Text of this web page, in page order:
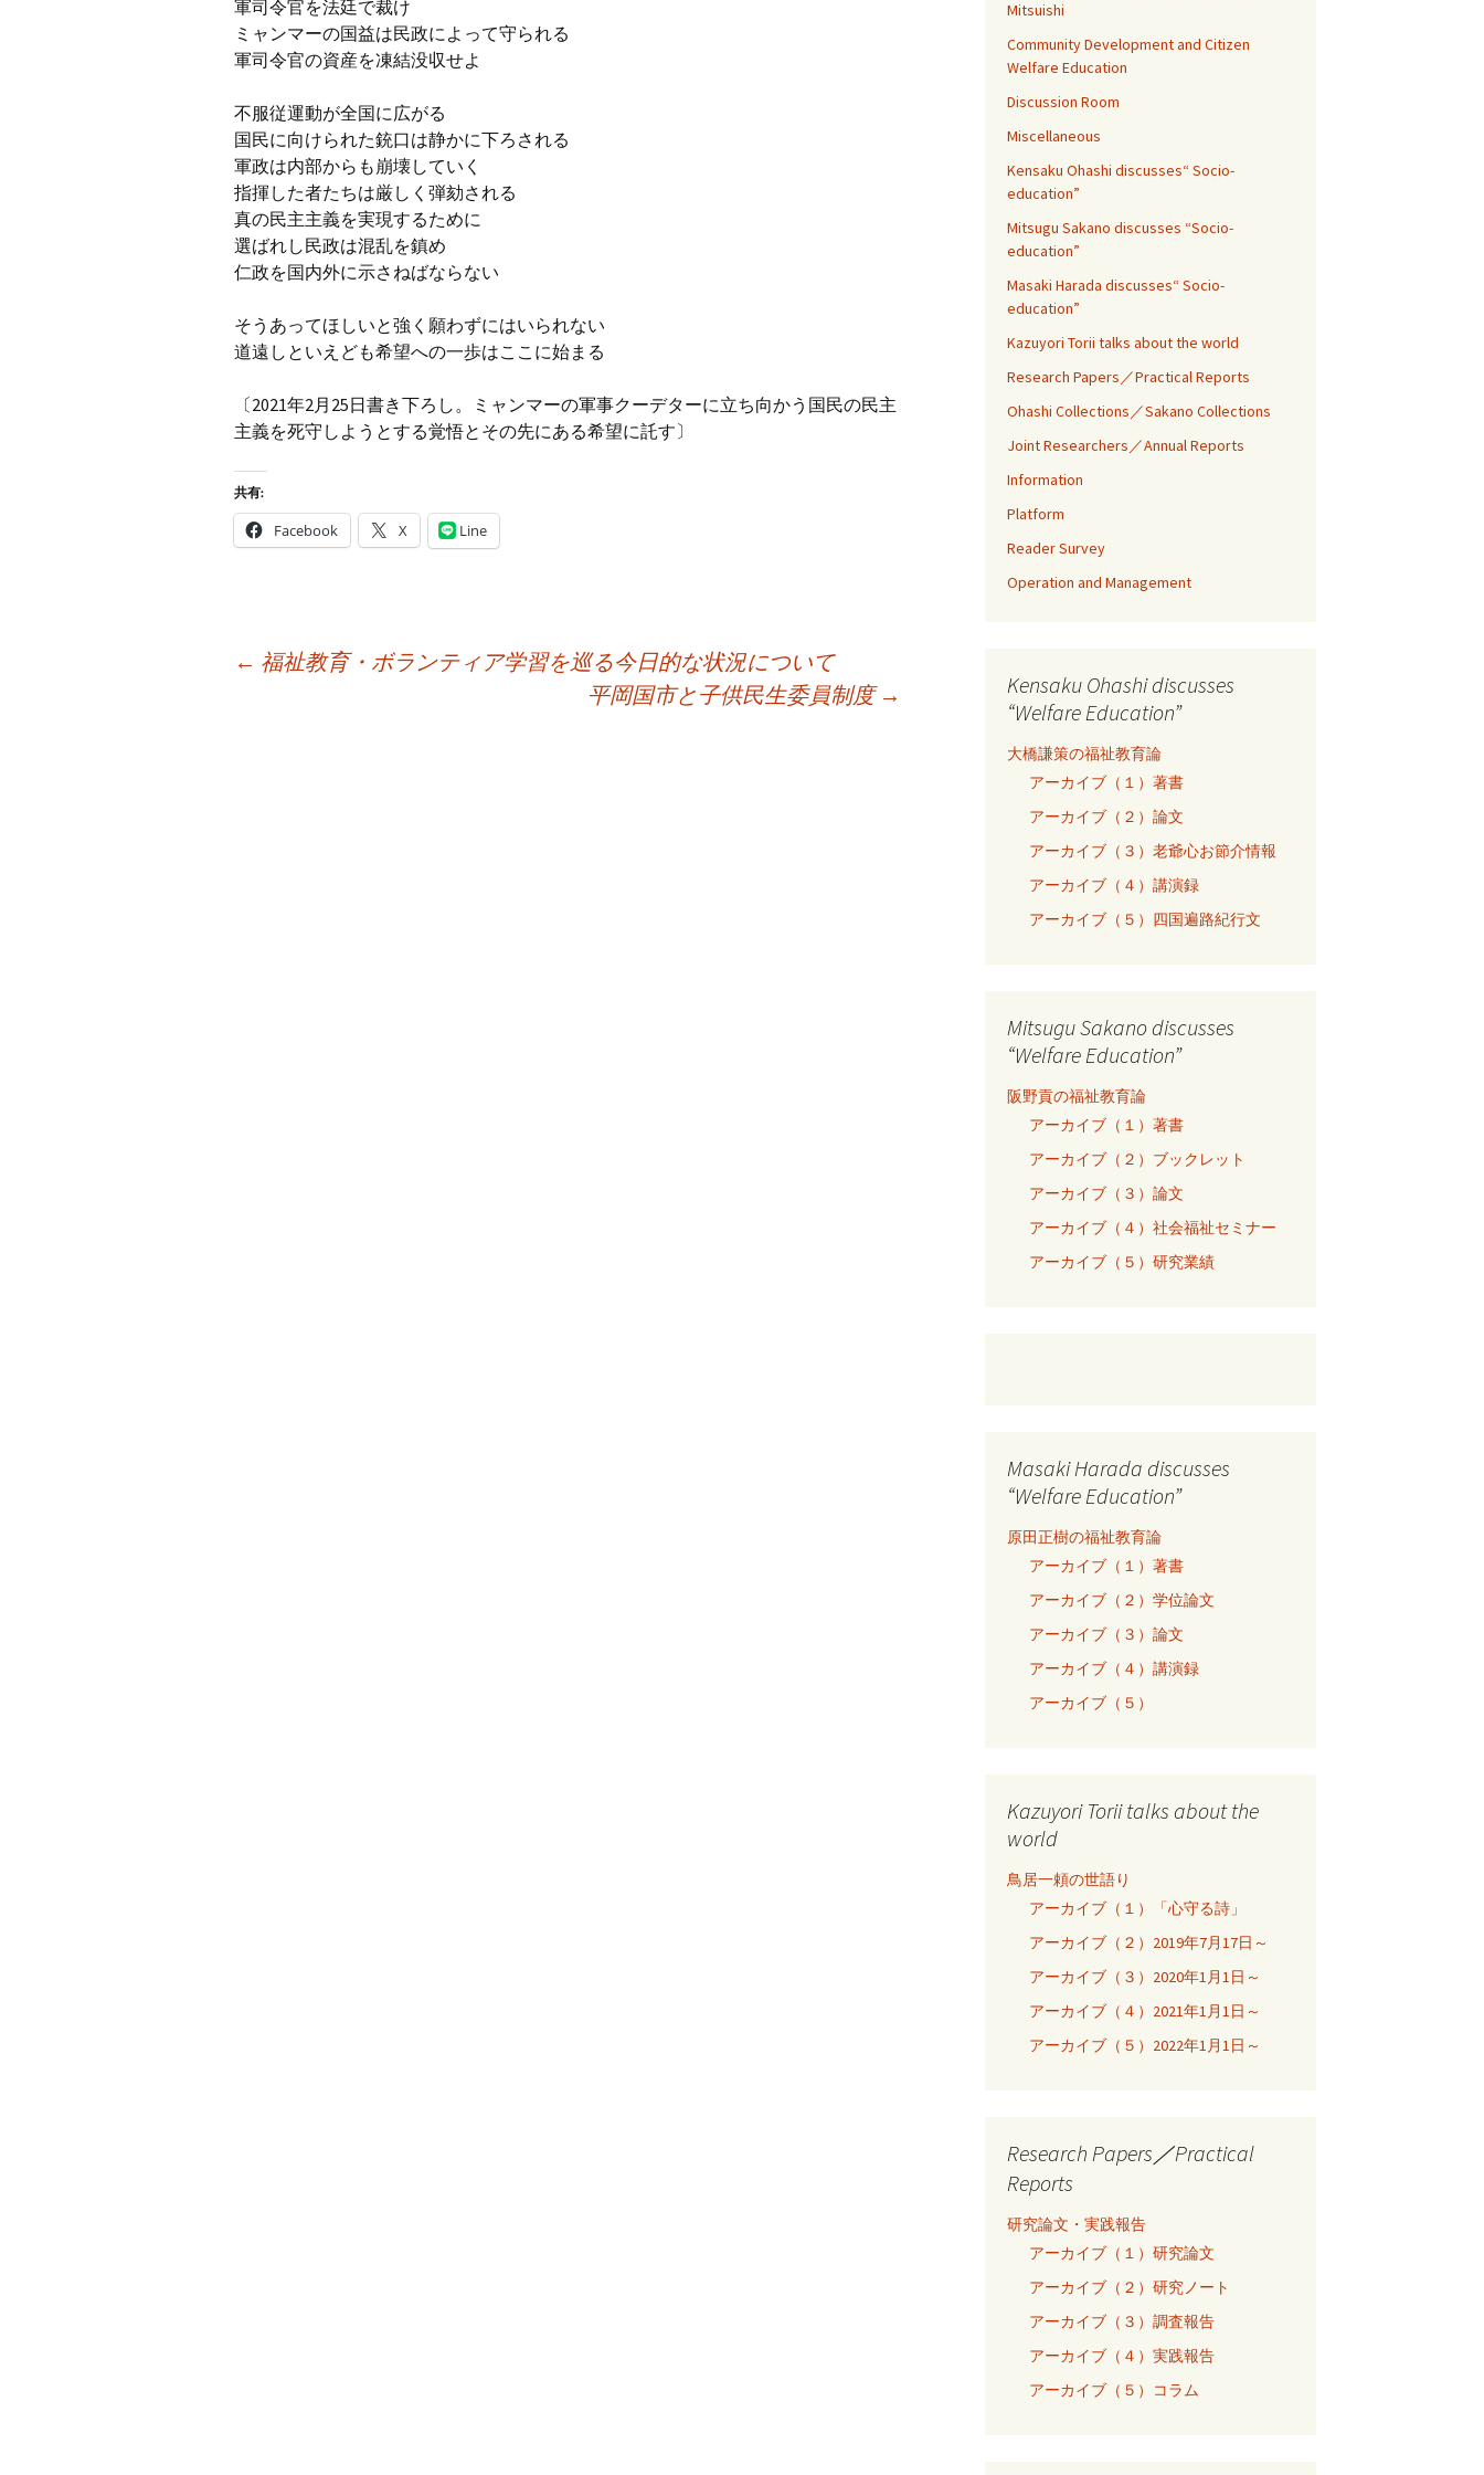
軍司令官を法廷で裁け
ミャンマーの国益は民政によって守られる
軍司令官の資産を凍結没収せよ
不服従運動が全国に広がる
国民に向けられた銃口は静かに下ろされる
軍政は内部からも崩壊していく
指揮した者たちは厳しく弾劾される
真の民主主義を実現するために
選ばれし民政は混乱を鎮め
仁政を国内外に示さねばならない
そうあってほしいと強く願わずにはいられない
道遠しといえども希望への一歩はここに始まる
〔2021年2月25日書き下ろし。ミャンマーの軍事クーデターに立ち向かう国民の民主
主義を死守しようとする覚悟とその先にある希望に託す〕
共有:
Facebook X Line
← 福祉教育・ボランティア学習を巡る今日的な状況について
平岡国市と子供民生委員制度 →
Mitsuishi
Community Development and Citizen
Welfare Education
Discussion Room
Miscellaneous
Kensaku Ohashi discusses“ Socio-
education”
Mitsugu Sakano discusses “Socio-
education”
Masaki Harada discusses“ Socio-
education”
Kazuyori Torii talks about the world
Research Papers／Practical Reports
Ohashi Collections／Sakano Collections
Joint Researchers／Annual Reports
Information
Platform
Reader Survey
Operation and Management
Kensaku Ohashi discusses
“Welfare Education”
大橋謙策の福祉教育論
アーカイブ（１）著書
アーカイブ（２）論文
アーカイブ（３）老爺心お節介情報
アーカイブ（４）講演録
アーカイブ（５）四国遍路紀行文
Mitsugu Sakano discusses
“Welfare Education”
阪野貢の福祉教育論
アーカイブ（１）著書
アーカイブ（２）ブックレット
アーカイブ（３）論文
アーカイブ（４）社会福祉セミナー
アーカイブ（５）研究業績
Masaki Harada discusses
“Welfare Education”
原田正樹の福祉教育論
アーカイブ（１）著書
アーカイブ（２）学位論文
アーカイブ（３）論文
アーカイブ（４）講演録
アーカイブ（５）
Kazuyori Torii talks about the
world
鳥居一頼の世語り
アーカイブ（１）「心守る詩」
アーカイブ（２）2019年7月17日～
アーカイブ（３）2020年1月1日～
アーカイブ（４）2021年1月1日～
アーカイブ（５）2022年1月1日～
Research Papers／Practical
Reports
研究論文・実践報告
アーカイブ（１）研究論文
アーカイブ（２）研究ノート
アーカイブ（３）調査報告
アーカイブ（４）実践報告
アーカイブ（５）コラム